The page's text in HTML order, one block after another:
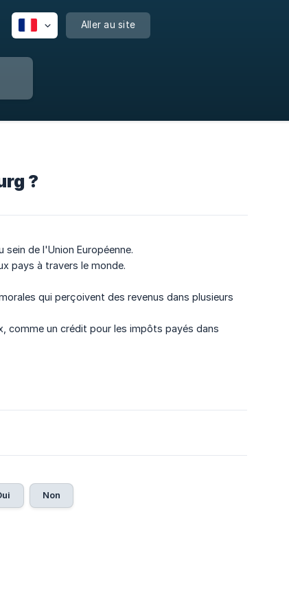
Aller au site
?
de l'Union Européenne.
pays à travers le monde.
qui perçoivent des revenus dans plusieurs
comme un crédit pour les impôts payés dans
Non